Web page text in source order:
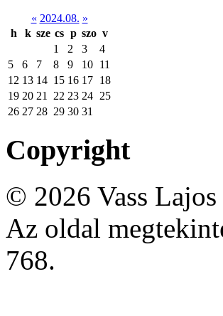
« 2024.08. »
h
k sze cs p szo v
1
2 3
4
5
6 7 8 9 10 11
12 13 14 15 16 17 18
19 20 21 22 23 24 25
26 27 28 29 30 31
Copyright
© 2026 Vass
Az oldal
768.